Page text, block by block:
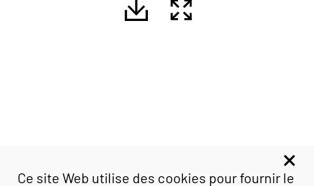
Ce site Web utilise des cookies pour fournir le